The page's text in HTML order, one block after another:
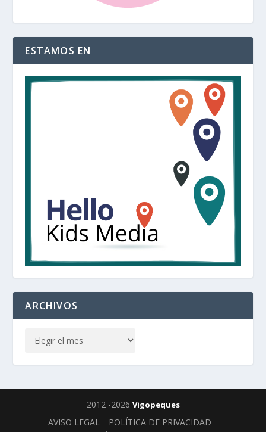
ESTAMOS EN
ARCHIVOS
2012 -2026 Vigopeques
AVISO LEGAL
POLÍTICA DE PRIVACIDAD